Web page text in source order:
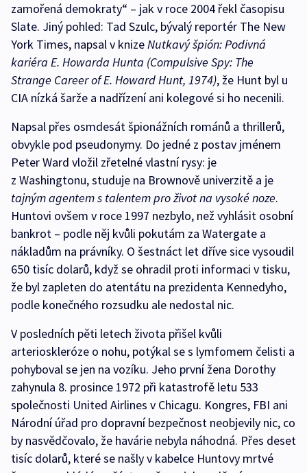
zamořená demokraty“ – jak v roce 2004 řekl časopisu
Slate. Jiný pohled: Tad Szulc, bývalý reportér The New
York Times, napsal v knizeNutkavý špión: Podivná
kariéra E. Howarda Hunta (Compulsive Spy: The
Strange Career of E. Howard Hunt, 1974), že Hunt byl u
CIA nízká šarže a nadřízení ani kolegové si ho necenili.
Napsal přes osmdesát špionážních románů a thrillerů,
obvykle pod pseudonymy. Do jedné z postav jménem
Peter Ward vložil zřetelné vlastní rysy: je
z Washingtonu, studuje na Brownově univerzitě a je
tajným agentem s talentem pro život na vysoké noze.
Huntovi ovšem v roce 1997 nezbylo, než vyhlásit osobní
bankrot – podle něj kvůli pokutám za Watergate a
nákladům na právníky. O šestnáct let dříve sice vysoudil
650 tisíc dolarů, když se ohradil proti informaci v tisku,
že byl zapleten do atentátu na prezidenta Kennedyho,
podle konečného rozsudku ale nedostal nic.
V posledních pěti letech života přišel kvůli
arterioskleróze o nohu, potýkal se s lymfomem čelisti a
pohyboval se jen na vozíku. Jeho první žena Dorothy
zahynula 8. prosince 1972 při katastrofě letu 533
společnosti United Airlines v Chicagu. Kongres, FBI ani
Národní úřad pro dopravní bezpečnost neobjevily nic, co
by nasvědčovalo, že havárie nebyla náhodná. Přes deset
tisíc dolarů, které se našly v kabelce Huntovy mrtvé